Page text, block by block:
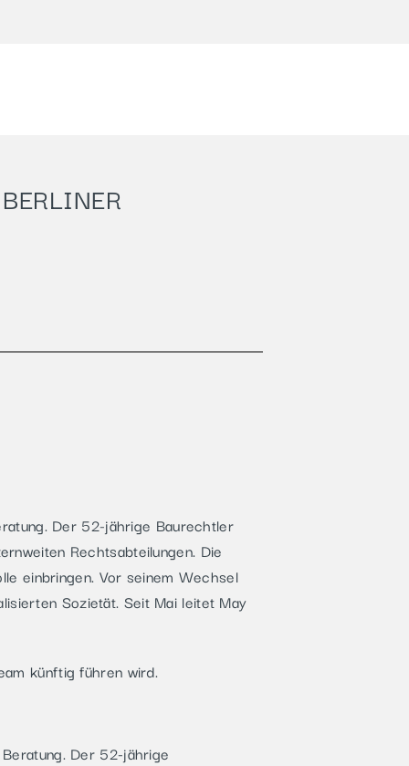
Der 52-jährige Baurechtler
Rechtsabteilungen. Die
einbringen. Vor seinem Wechsel
Sozietät. Seit Mai leitet May
künftig führen wird.
Der 52-jährige